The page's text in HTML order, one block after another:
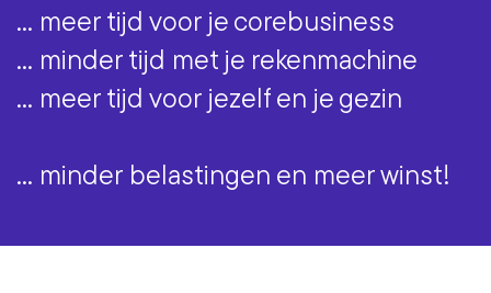
... meer tijd voor je corebusiness
... minder tijd met je rekenmachine
... meer tijd voor jezelf en je gezin
... minder belastingen en meer winst!